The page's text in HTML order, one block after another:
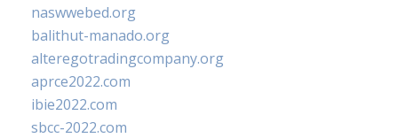
naswwebed.org
balithut-manado.org
alteregotradingcompany.org
aprce2022.com
ibie2022.com
sbcc-2022.com